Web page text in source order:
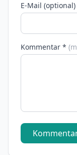
E-Mail (optional)
Kommentar *